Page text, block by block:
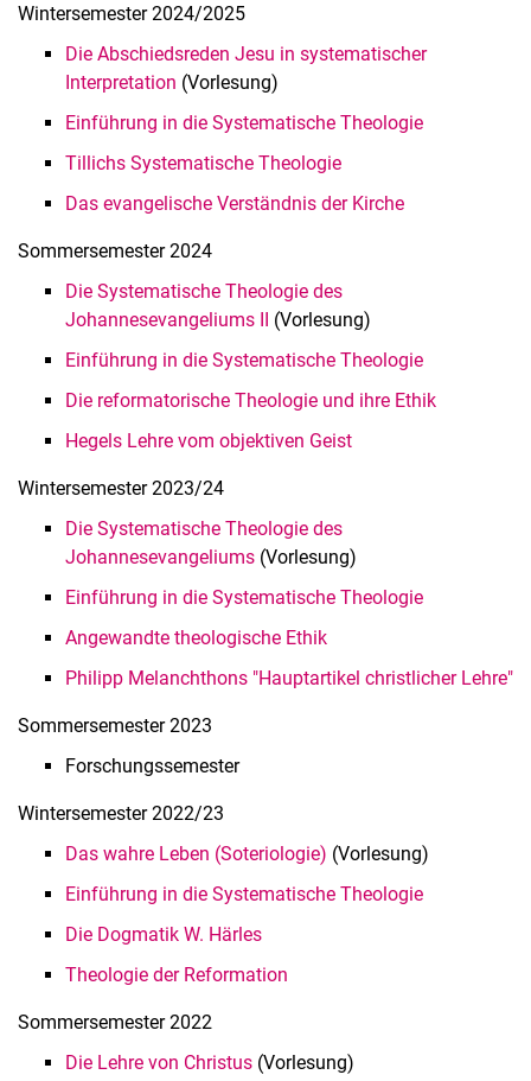
Wintersemester 2024/2025
Die Abschiedsreden Jesu in systematischer
Interpretation (Vorlesung)
Einführung in die Systematische Theologie
Tillichs Systematische Theologie
Das evangelische Verständnis der Kirche
Sommersemester 2024
Die Systematische Theologie des
Johannesevangeliums II (Vorlesung)
Einführung in die Systematische Theologie
Die reformatorische Theologie und ihre Ethik
Hegels Lehre vom objektiven Geist
Wintersemester 2023/24
Die Systematische Theologie des
Johannesevangeliums (Vorlesung)
Einführung in die Systematische Theologie
Angewandte theologische Ethik
Philipp Melanchthons "Hauptartikel christlicher Lehre"
Sommersemester 2023
Forschungssemester
Wintersemester 2022/23
Das wahre Leben (Soteriologie) (Vorlesung)
Einführung in die Systematische Theologie
Die Dogmatik W. Härles
Theologie der Reformation
Sommersemester 2022
Die Lehre von Christus (Vorlesung)